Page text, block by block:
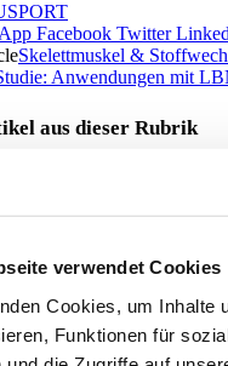
verwendet Cookies
Cookies, um Inhalte
Funktionen für
Facebook Twitter
Skelettmuskel &
Anwendungen mit
aus dieser Rubrik
Philipp A. Michel